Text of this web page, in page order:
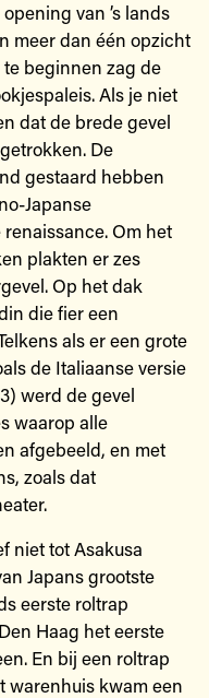
van ’s lands
meer dan één opzicht
beginnen zag de
Als je niet
dat de brede gevel
De
gestaard hebben
Japanse
Om het
plakten er zes
Op het dak
die fier een
als er een grote
de Italiaanse versie
werd de gevel
waarop alle
afgebeeld, en met
zoals dat
niet tot Asakusa
Japans grootste
eerste roltrap
Haag het eerste
En bij een roltrap
warenhuis kwam een